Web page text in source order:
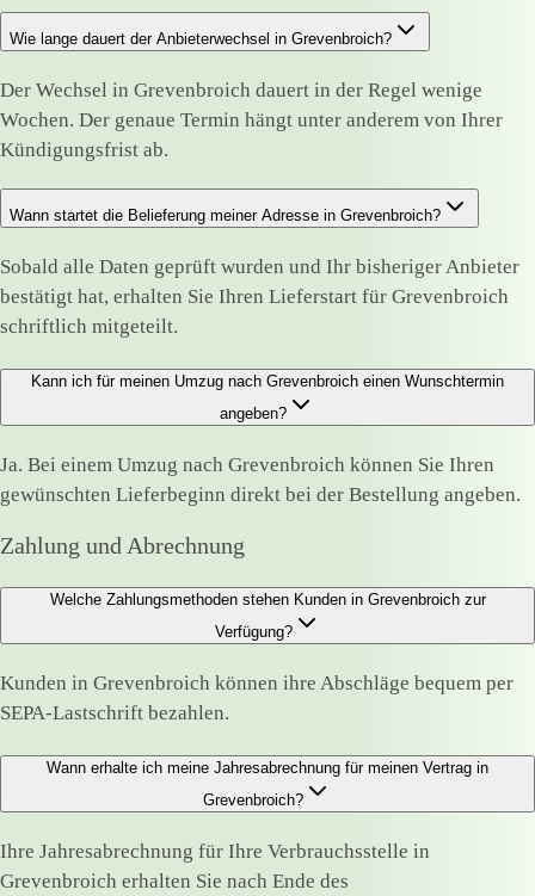
Wie lange dauert der Anbieterwechsel in Grevenbroich?
Der Wechsel in Grevenbroich dauert in der Regel wenige
Wochen. Der genaue Termin hängt unter anderem von Ihrer
Kündigungsfrist ab.
Wann startet die Belieferung meiner Adresse in Grevenbroich?
Sobald alle Daten geprüft wurden und Ihr bisheriger Anbieter
bestätigt hat, erhalten Sie Ihren Lieferstart für Grevenbroich
schriftlich mitgeteilt.
Kann ich für meinen Umzug nach Grevenbroich einen Wunschtermin
angeben?
Ja. Bei einem Umzug nach Grevenbroich können Sie Ihren
gewünschten Lieferbeginn direkt bei der Bestellung angeben.
Zahlung und Abrechnung
Welche Zahlungsmethoden stehen Kunden in Grevenbroich zur
Verfügung?
Kunden in Grevenbroich können ihre Abschläge bequem per
SEPA-Lastschrift bezahlen.
Wann erhalte ich meine Jahresabrechnung für meinen Vertrag in
Grevenbroich?
Ihre Jahresabrechnung für Ihre Verbrauchsstelle in
Grevenbroich erhalten Sie nach Ende des